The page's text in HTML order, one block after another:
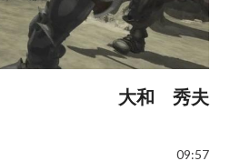
大和 秀夫
09:57